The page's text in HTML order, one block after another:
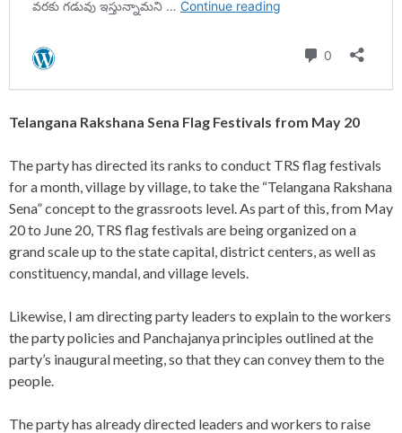
Telangana Rakshana Sena Flag Festivals from May 20
The party has directed its ranks to conduct TRS flag festivals
for a month, village by village, to take the “Telangana Rakshana
Sena” concept to the grassroots level. As part of this, from May
20 to June 20, TRS flag festivals are being organized on a
grand scale up to the state capital, district centers, as well as
constituency, mandal, and village levels.
Likewise, I am directing party leaders to explain to the workers
the party policies and Panchajanya principles outlined at the
party’s inaugural meeting, so that they can convey them to the
people.
The party has already directed leaders and workers to raise